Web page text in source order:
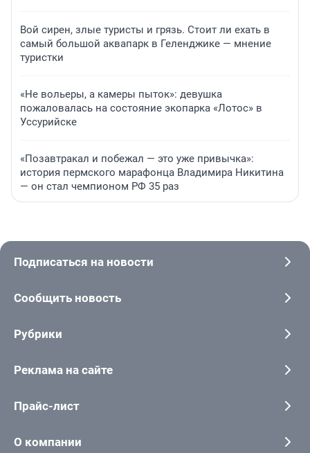
Вой сирен, злые туристы и грязь. Стоит ли ехать в
самый большой аквапарк в Геленджике — мнение
туристки
«Не вольеры, а камеры пыток»: девушка
пожаловалась на состояние экопарка «Лотос» в
Уссурийске
«Позавтракал и побежал — это уже привычка»:
история пермского марафонца Владимира Никитина
— он стал чемпионом РФ 35 раз
Подписаться на новости
Сообщить новость
Рубрики
Реклама на сайте
Прайс-лист
О компании